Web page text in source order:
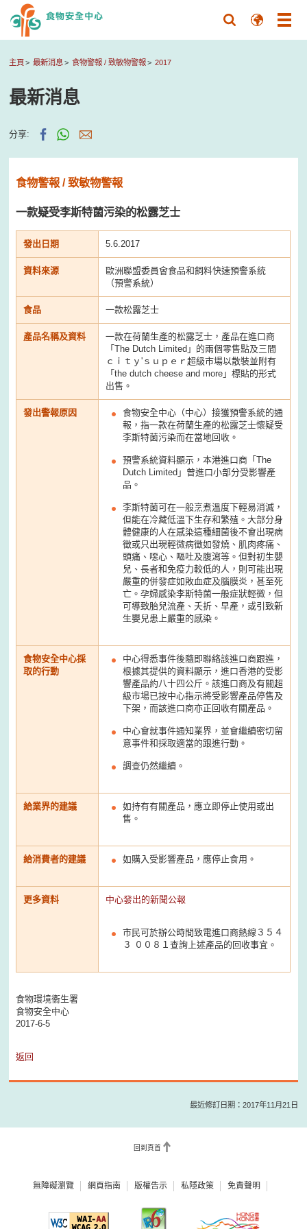
主頁 最新消息 食物警報 / 致敏物警報 2017
最新消息
分享:
食物警報 / 致敏物警報
一款疑受李斯特菌污染的松露芝士
發出日期 5.6.2017
資料來源
歐洲聯盟委員會食品和飼料快速預警系統
（預警系統）
食品 一款松露芝士
產品名稱及資料
一款在荷蘭生產的松露芝士，產品在進口商
「The Dutch Limited」的兩個零售點及三間
ｃｉｔｙ'ｓｕｐｅｒ超級市場以散裝並附有
「the dutch cheese and more」標貼的形式
出售。
發出警報原因
食物安全中心（中心）接獲預警系統的通
報，指一款在荷蘭生產的松露芝士懷疑受
李斯特菌污染而在當地回收。
預警系統資料顯示，本港進口商「The
Dutch Limited」曾進口小部分受影響產
品。
李斯特菌可在一般烹煮溫度下輕易消滅，
但能在冷藏低溫下生存和繁殖。大部分身
體健康的人在感染這種細菌後不會出現病
徵或只出現輕微病徵如發燒、肌肉疼痛、
頭痛、噁心、嘔吐及腹瀉等。但對初生嬰
兒、長者和免疫力較低的人，則可能出現
嚴重的併發症如敗血症及腦膜炎，甚至死
亡。孕婦感染李斯特菌一般症狀輕微，但
可導致胎兒流產、夭折、早產，或引致新
生嬰兒患上嚴重的感染。
食物安全中心採
取的行動
中心得悉事件後隨即聯絡該進口商跟進，
根據其提供的資料顯示，進口香港的受影
響產品約八十四公斤。該進口商及有關超
級市場已按中心指示將受影響產品停售及
下架，而該進口商亦正回收有關產品。
中心會就事件通知業界，並會繼續密切留
意事件和採取適當的跟進行動。
調查仍然繼續。
給業界的建議
如持有有關產品，應立即停止使用或出
售。
給消費者的建議 如購入受影響產品，應停止食用。
更多資料 中心發出的新聞公報
市民可於辦公時間致電進口商熱線３５４
３ ００８１查詢上述產品的回收事宜。
食物環境衞生署
食物安全中心
2017-6-5
返回
最近修訂日期：2017年11月21日
回到頁首
無障礙瀏覽 網頁指南 版權告示 私隱政策 免責聲明